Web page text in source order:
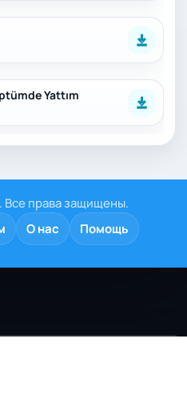
Yattım
права защищены.
О нас Помощь